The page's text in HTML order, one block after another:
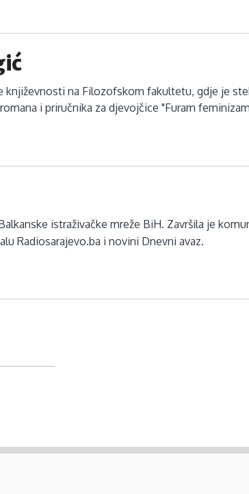
književnosti na Filozofskom fakultetu, gdje je
i priručnika za djevojčice "Furam
istraživačke mreže BiH. Završila je
Radiosarajevo.ba i novini Dnevni avaz.